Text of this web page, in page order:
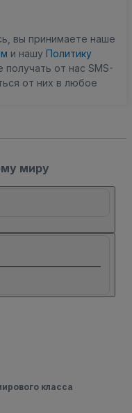
вы принимаете наше
и нашу Политику
от нас SMS-
от них в любое
миру
класса